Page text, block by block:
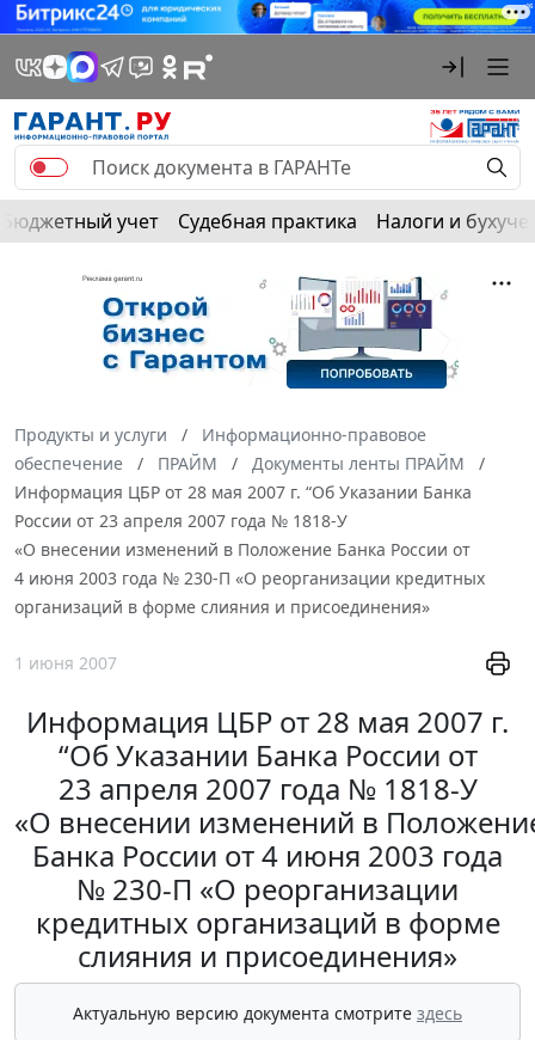
Бюджетный учет Судебная практика Налоги и
Продукты и услуги
Информационно-правовое
обеспечение
ПРАЙМ
Документы ленты ПРАЙМ
Информация ЦБР от 28 мая 2007 г. “Об Указании Банка
России от 23 апреля 2007 года № 1818-У
«О внесении изменений в Положение Банка России от
4 июня 2003 года № 230-П «О реорганизации кредитных
организаций в форме слияния и присоединения»
1 июня 2007
Информация ЦБР от 28 мая 2007 г.
“Об Указании Банка России от
23 апреля 2007 года № 1818-У
«О внесении изменений в
Банка России от 4 июня 2003 года
№ 230-П «О реорганизации
кредитных организаций в форме
слияния и присоединения»
Актуальную версию документа смотрите здесь